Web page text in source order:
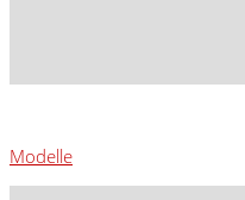
Modelle